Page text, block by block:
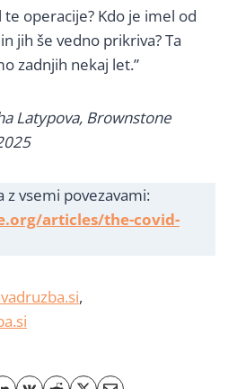
operacije? Kdo je imel od
jih še vedno prikriva? Ta
zadnjih nekaj let.”
Latypova, Brownstone
z vsemi povezavami:
articles/the-covid-
,